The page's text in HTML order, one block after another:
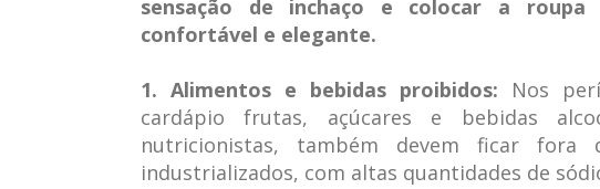
sensação de inchaço e colocar a
confortável e elegante.
1. Alimentos e bebidas proibidos: Nos
cardápio frutas, açúcares e bebidas
nutricionistas, também devem ficar fora
industrializados, com altas quantidades de